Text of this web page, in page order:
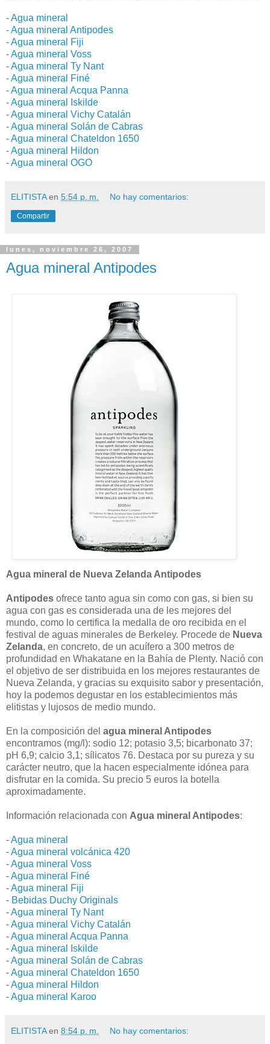
-Agua mineral
-Agua mineral Antipodes
-Agua mineral Fiji
-Agua mineral Voss
-Agua mineral Ty Nant
-Agua mineral Finé
-Agua mineral Acqua Panna
-Agua mineral Iskilde
-Agua mineral Vichy Catalán
-Agua mineral Solán de Cabras
-Agua mineral Chateldon 1650
-Agua mineral Hildon
-Agua mineral OGO
ELITISTA en 5:54 p. m. No hay comentarios:
Compartir
lunes, noviembre 26, 2007
Agua mineral Antipodes
Agua mineral de Nueva Zelanda Antipodes
Antipodes ofrece tanto agua sin como con gas, si bien su
agua con gas es considerada una de les mejores del
mundo, como lo certifica la medalla de oro recibida en el
festival de aguas minerales de Berkeley. Procede de Nueva
Zelanda, en concreto, de un acuífero a 300 metros de
profundidad en Whakatane en la Bahía de Plenty. Nació con
el objetivo de ser distribuida en los mejores restaurantes de
Nueva Zelanda, y gracias su exquisito sabor y presentación,
hoy la podemos degustar en los establecimientos más
elitistas y lujosos de medio mundo.
En la composición del agua mineral Antipodes
encontramos (mg/l): sodio 12; potasio 3,5; bicarbonato 37;
pH 6,9; calcio 3,1; sílicatos 76. Destaca por su pureza y su
carácter neutro, que la hacen especialmente idónea para
disfrutar en la comida. Su precio 5 euros la botella
aproximadamente.
Información relacionada con Agua mineral Antipodes:
-Agua mineral
-Agua mineral volcánica 420
-Agua mineral Voss
-Agua mineral Finé
-Agua mineral Fiji
- Bebidas Duchy Originals
-Agua mineral Ty Nant
-Agua mineral Vichy Catalán
-Agua mineral Acqua Panna
-Agua mineral Iskilde
-Agua mineral Solán de Cabras
-Agua mineral Chateldon 1650
-Agua mineral Hildon
-Agua mineral Karoo
ELITISTA en 8:54 p. m. No hay comentarios: